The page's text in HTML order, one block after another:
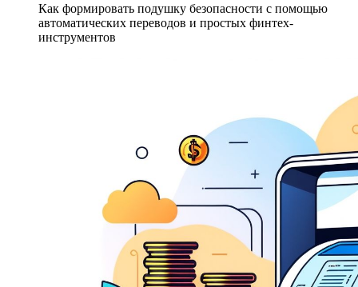
Как формировать подушку безопасности с помощью
автоматических переводов и простых финтех-
инструментов